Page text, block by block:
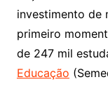
investimento de
primeiro
de 247 mil
Educação